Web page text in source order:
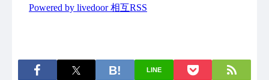
LINE